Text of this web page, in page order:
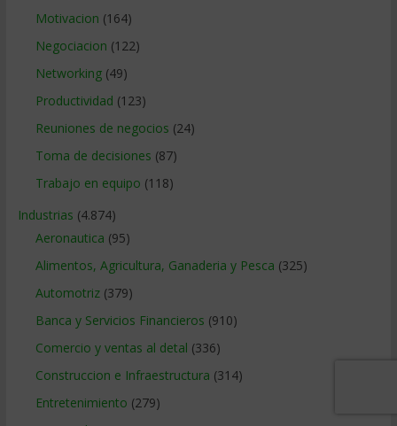
Motivacion (164)
Negociacion (122)
Networking(49)
Productividad (123)
Reuniones de negocios (24)
Toma de decisiones (87)
Trabajo en equipo (118)
Industrias (4.874)
Aeronautica (95)
Alimentos, Agricultura, Ganaderia y Pesca (325)
Automotriz(379)
Banca y Servicios Financieros (910)
Comercio y ventas al detal (336)
Construccion e Infraestructura (314)
Entretenimiento (279)